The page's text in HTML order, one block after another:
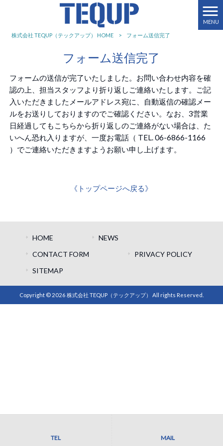
MENU
株式会社 TEQUP（テックアップ） HOME > フォーム送信完了
フォーム送信完了
フォームの送信が完了いたしました。お問い合わせ内容を確
認の上、担当スタッフより折り返しご連絡いたします。ご記
入いただきましたメールアドレス宛に、自動返信の確認メー
ルをお送りしておりますのでご確認ください。なお、3営業
日経過してもこちらから折り返しのご連絡がない場合は、た
いへん恐れ入りますが、一度お電話（ TEL. 06-6866-1166
）でご連絡いただきますようお願い申し上げます。
《トップページへ戻る》
HOME
NEWS
CONTACT FORM
PRIVACY POLICY
SITEMAP
Copyright © 2026 株式会社 TEQUP（テックアップ） All rights Reserved.
TEL MAIL